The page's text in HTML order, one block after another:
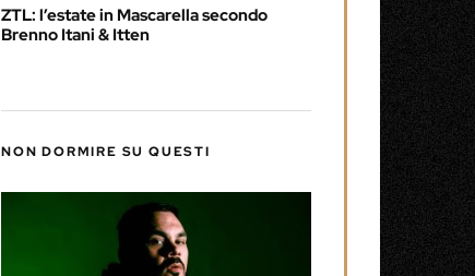
ZTL: l’estate in Mascarella secondo
Brenno Itani & Itten
NON DORMIRE SU QUESTI